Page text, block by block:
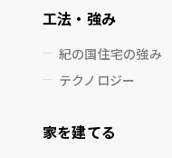
工法・強み
紀の国住宅の強み
テクノロジー
家を建てる